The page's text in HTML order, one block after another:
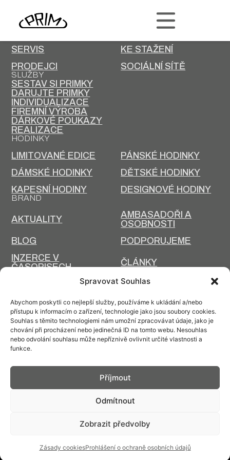
Spravovat Souhlas
Abychom poskytli co nejlepší služby, používáme k ukládání a/nebo
přístupu k informacím o zařízení, technologie jako jsou soubory cookies.
Souhlas s těmito technologiemi nám umožní zpracovávat údaje, jako je
chování při procházení nebo jedinečná ID na tomto webu. Nesouhlas
nebo odvolání souhlasu může nepříznivě ovlivnit určité vlastnosti a
funkce.
Příjmout
Odmítnout
Zobrazit předvolby
Zásady cookiesProhlášení o ochraně osobních údajů
PRIM
KARIÉRA
SERVIS
KE STAŽENÍ
PRODEJCI
SOCIÁLNÍ SÍTĚ
SLUŽBY
SESTAV SI PRIMKY
DARUJTE PRIMKY
INDIVIDUALIZACE
FIREMNÍ VÝROBA
DÁRKOVÉ POUKAZY
REALIZACE
HODINKY
LIMITOVANÉ EDICE
PÁNSKÉ HODINKY
DÁMSKÉ HODINKY
DĚTSKÉ HODINKY
KAPESNÍ HODINY
DESIGNOVÉ HODINY
BRAND
AKTUALITY
AMBASADOŘI A
OSOBNOSTI
BLOG
PODPORUJEME
INZERCE V
ČASOPISECH
ČLÁNKY
VÝROBNÍ
TECHNOLOGIE
DESIGN A VÝROBA
ÚDRŽBA
Kontakt: info@prim.cz
© PRIM2026